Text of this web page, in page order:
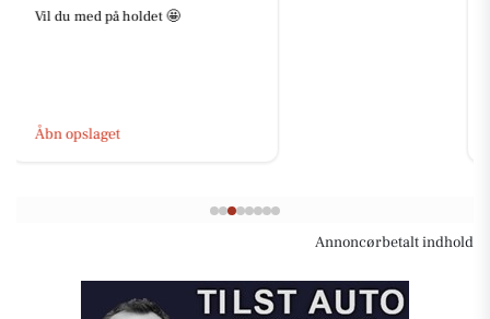
👕♻️ REMINDER – TØJBYTTEDAG
Annoncørbetalt indhold